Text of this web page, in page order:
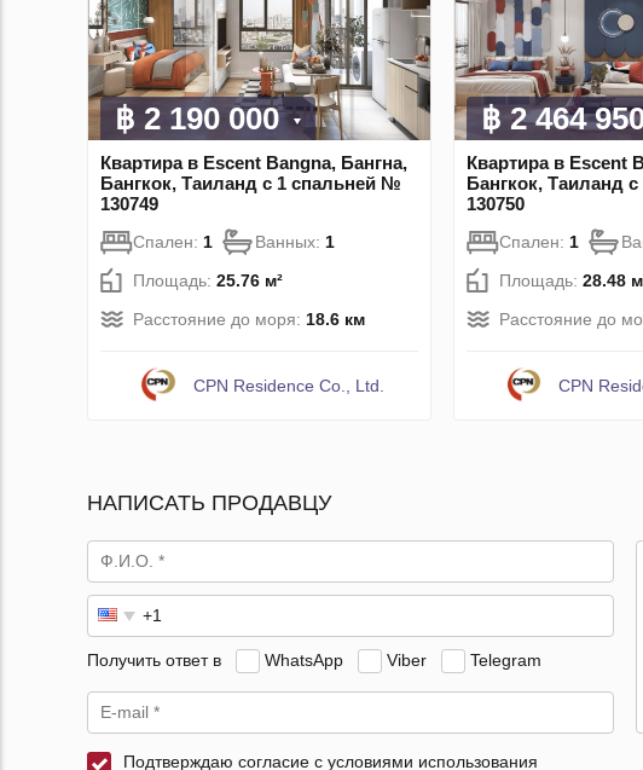
฿ 2 190 000
Квартира в Escent Bangna, Бангна,
Бангкок, Таиланд с 1 спальней №
130749
Спален: 1 Ванных: 1
Площадь: 25.76 м²
Расстояние до моря: 18.6 км
CPN Residence Co., Ltd.
฿ 2 464
Квартира в Escent
Бангкок, Таиланд
130750
Спален: 1
Площадь: 28.48
Расстояние до
CPN
НАПИСАТЬ ПРОДАВЦУ
Получить ответ в WhatsApp Viber Telegram
Подтверждаю согласие с условиями использования